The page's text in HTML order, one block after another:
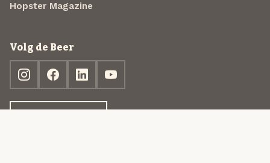
Hopster Magazine
Volg de Beer